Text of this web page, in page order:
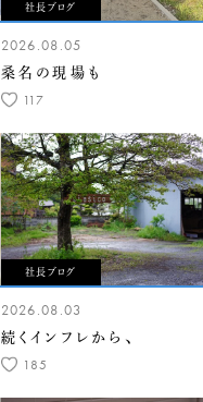
社長ブログ
2026.08.05
桑名の現場も
117
社長ブログ
2026.08.03
続くインフレから、
185